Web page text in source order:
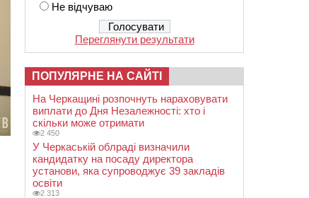
Не відчуваю
Переглянути результати
ПОПУЛЯРНЕ НА САЙТІ
На Черкащині розпочнуть нараховувати
виплати до Дня Незалежності: хто і
скільки може отримати
2 450
У Черкаській облраді визначили
кандидатку на посаду директора
установи, яка супроводжує 39 закладів
освіти
2 313